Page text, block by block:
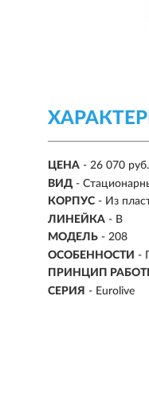
ЦЕНА - 26 070 руб.
ВИД -
КОРПУС - Из
ЛИНЕЙКА - B
МОДЕЛЬ - 208
ОСОБЕННОСТИ -
ПРИНЦИП
СЕРИЯ - Eurolive